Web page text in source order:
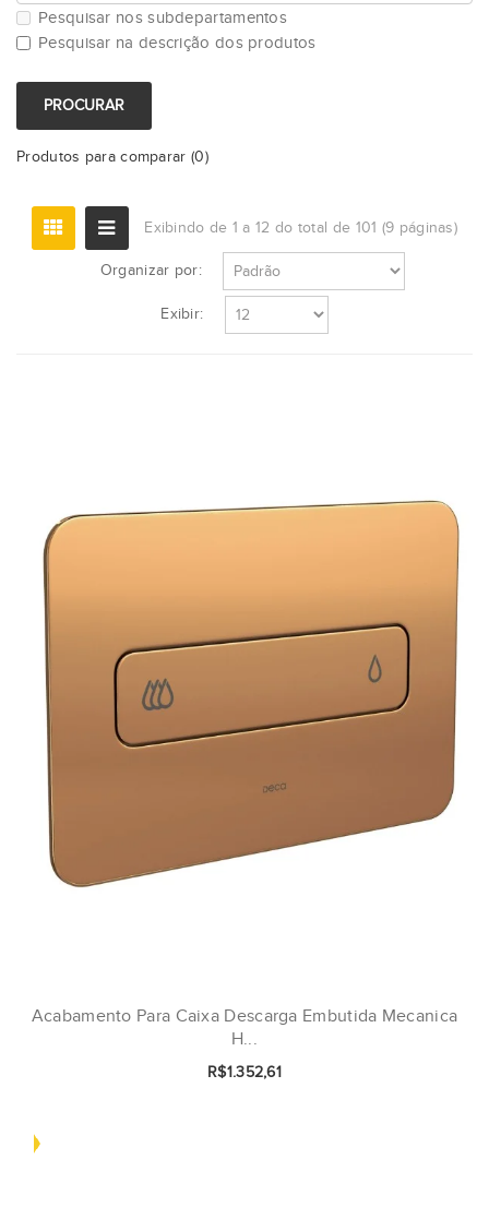
Pesquisar nos subdepartamentos
Pesquisar na descrição dos produtos
Produtos para comparar (0)
Exibindo de 1 a 12 do total de 101 (9 páginas)
Organizar por:
Exibir:
Acabamento Para Caixa Descarga Embutida Mecanica
H...
R$1.352,61